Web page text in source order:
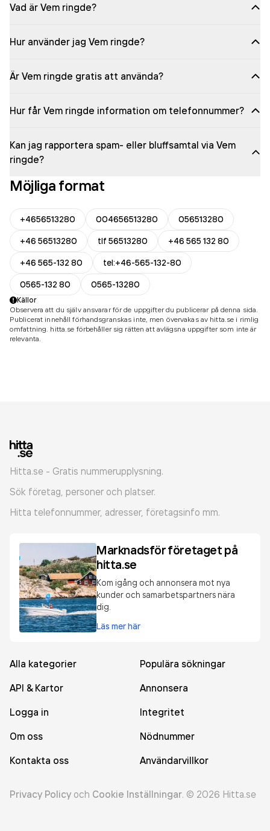
Vad är Vem ringde?
Hur använder jag Vem ringde?
Är Vem ringde gratis att använda?
Hur får Vem ringde information om telefonnummer?
Kan jag rapportera spam- eller bluffsamtal via Vem
ringde?
Möjliga format
+4656513280 004656513280
056513280
+46 56513280
tlf 56513280
+46 565 132 80
+46 565-132 80
tel:+46-565-132-80
0565-132 80
0565-13280
Källor
Observera att du själv ansvarar för de uppgifter du publicerar på denna sida.
Publicerat innehåll förhandsgranskas inte, men övervakas av hitta.se i rimlig
omfattning. hitta.se förbehåller sig rätten att avlägsna uppgifter som inte är
relevanta.
Hitta.se - Gratis nummerupplysning.
Sök företag, personer och platser.
Hitta telefonnummer, adresser, företagsinfo mm.
Marknadsför företaget på
hitta.se
Kom igång och annonsera mot nya
kunder och samarbetspartners nära
dig.
Läs mer här
Alla kategorier
Populära sökningar
API & Kartor
Annonsera
Logga in
Integritet
Om oss
Nödnummer
Kontakta oss
Användarvillkor
Privacy Policy och Cookie Inställningar. © 2026 Hitta.se